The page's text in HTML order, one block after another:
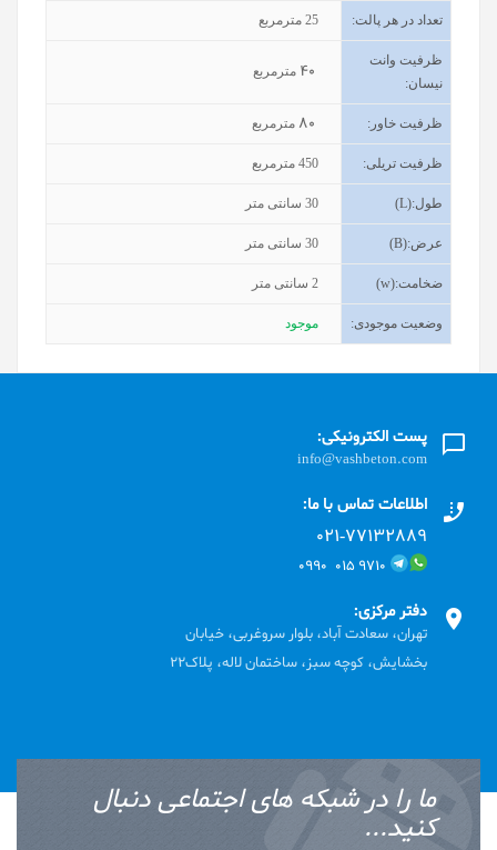
تعداد در هر پالت: 25 مترمربع
ظرفیت وانت
نیسان:
40 مترمربع
ظرفیت خاور :
80 مترمربع
ظرفیت تریلی:
450 مترمربع
طول(L):
30 سانتی متر
عرض(B):
30 سانتی متر
ضخامت(w):
2 سانتی متر
وضعیت موجودی: موجود
پست الکترونیکی:
info@vashbeton.com
اطلاعات تماس با ما:
۰۲۱-۷۷۱٣۲۸۸۹
۹۷۱۰ ۰۱۵ ۰۹۹۰
دفتر مرکزی:
تهران، سعادت آباد، بلوار سروغربی، خیابان
بخشایش، کوچه سبز، ساختمان لاله، پلاک22
ما را در شبکه های اجتماعی دنبال
کنید...